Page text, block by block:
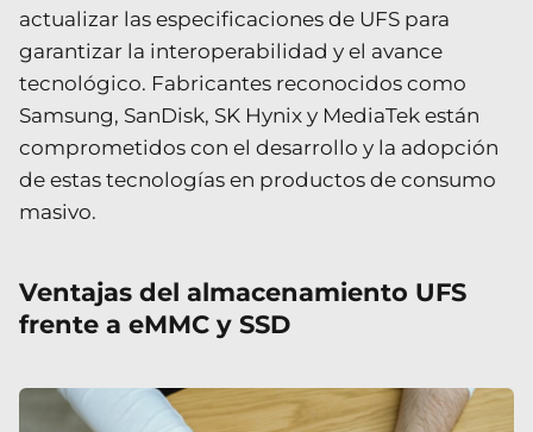
actualizar las especificaciones de UFS para
garantizar la interoperabilidad y el avance
tecnológico. Fabricantes reconocidos como
Samsung, SanDisk, SK Hynix y MediaTek están
comprometidos con el desarrollo y la adopción
de estas tecnologías en productos de consumo
masivo.
Ventajas del almacenamiento UFS
frente a eMMC y SSD